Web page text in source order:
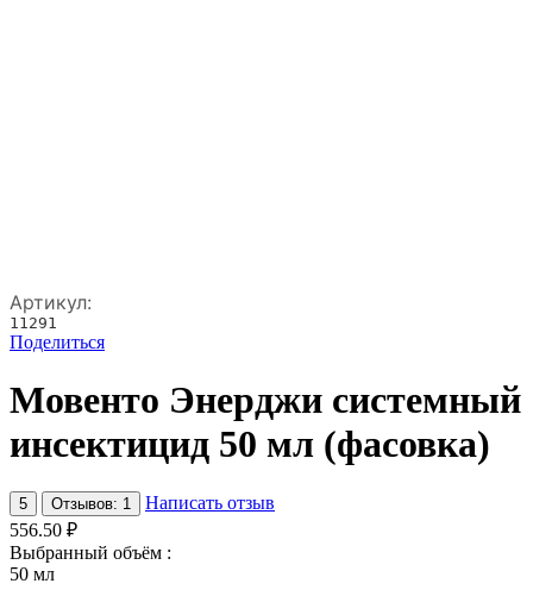
Артикул:
11291
Поделиться
Мовенто Энерджи системный
инсектицид 50 мл (фасовка)
5 Отзывов: 1
Написать отзыв
556.50 ₽
Выбранный объём :
50 мл